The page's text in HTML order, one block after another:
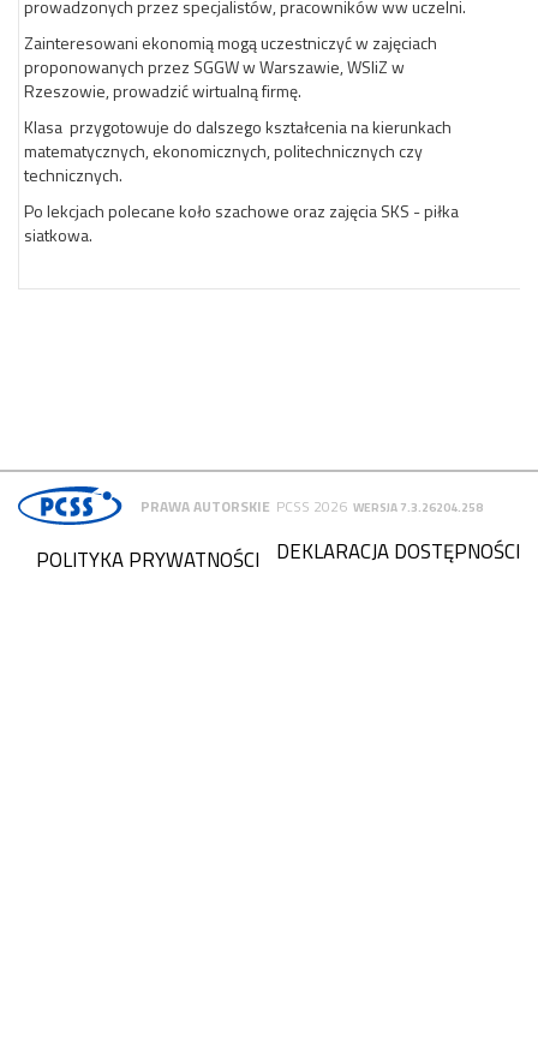
prowadzonych przez specjalistów, pracowników ww uczelni.
Zainteresowani ekonomią mogą uczestniczyć w zajęciach
proponowanych przez SGGW w Warszawie, WSIiZ w
Rzeszowie, prowadzić wirtualną firmę.
Klasa przygotowuje do dalszego kształcenia na kierunkach
matematycznych, ekonomicznych, politechnicznych czy
technicznych.
Po lekcjach polecane koło szachowe oraz zajęcia SKS - piłka
siatkowa.
PRAWA AUTORSKIE PCSS 2026 WERSJA 7.3.26204.258
DEKLARACJA DOSTĘPNOŚCI
POLITYKA PRYWATNOŚCI